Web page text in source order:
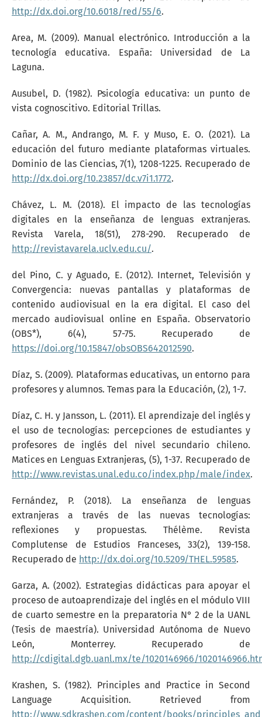
http://dx.doi.org/10.6018/red/55/6.
Area, M. (2009). Manual electrónico. Introducción a la
tecnología educativa. España: Universidad de La
Laguna.
Ausubel, D. (1982). Psicología educativa: un punto de
vista cognoscitivo. Editorial Trillas.
Cañar, A. M., Andrango, M. F. y Muso, E. O. (2021). La
educación del futuro mediante plataformas virtuales.
Dominio de las Ciencias, 7(1), 1208-1225. Recuperado de
http://dx.doi.org/10.23857/dc.v7i1.1772.
Chávez, L. M. (2018). El impacto de las tecnologías
digitales en la enseñanza de lenguas extranjeras.
Revista Varela, 18(51), 278-290. Recuperado de
http://revistavarela.uclv.edu.cu/.
del Pino, C. y Aguado, E. (2012). Internet, Televisión y
Convergencia: nuevas pantallas y plataformas de
contenido audiovisual en la era digital. El caso del
mercado audiovisual online en España. Observatorio
(OBS*), 6(4), 57-75. Recuperado de
https://doi.org/10.15847/obsOBS642012590.
Díaz, S. (2009). Plataformas educativas, un entorno para
profesores y alumnos. Temas para la Educación, (2), 1-7.
Díaz, C. H. y Jansson, L. (2011). El aprendizaje del inglés y
el uso de tecnologías: percepciones de estudiantes y
profesores de inglés del nivel secundario chileno.
Matices en Lenguas Extranjeras, (5), 1-37. Recuperado de
http://www.revistas.unal.edu.co/index.php/male/index.
Fernández, P. (2018). La enseñanza de lenguas
extranjeras a través de las nuevas tecnologías:
reflexiones y propuestas. Thélème. Revista
Complutense de Estudios Franceses, 33(2), 139-158.
Recuperado de http://dx.doi.org/10.5209/THEL.59585.
Garza, A. (2002). Estrategias didácticas para apoyar el
proceso de autoaprendizaje del inglés en el módulo VIII
de cuarto semestre en la preparatoria N° 2 de la UANL
(Tesis de maestría). Universidad Autónoma de Nuevo
León, Monterrey. Recuperado de
http://cdigital.dgb.uanl.mx/te/1020146966/
Krashen, S. (1982). Principles and Practice in Second
Language Acquisition. Retrieved from
http://www.sdkrashen.com/content/books/